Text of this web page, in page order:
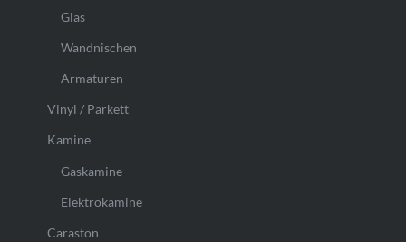
Glas
Wandnischen
Armaturen
Vinyl / Parkett
Kamine
Gaskamine
Elektrokamine
Caraston